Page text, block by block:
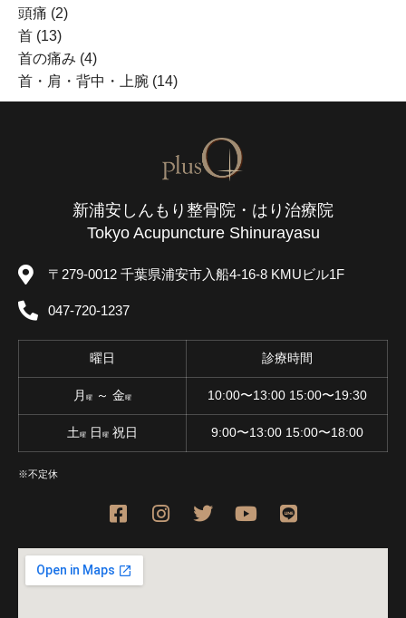
頭痛 (2)
首 (13)
首の痛み (4)
首・肩・背中・上腕 (14)
新浦安しんもり整骨院・はり治療院
Tokyo Acupuncture Shinurayasu
〒279-0012 千葉県浦安市入船4-16-8 KMUビル1F
047-720-1237
曜日 診療時間
月 曜 ～ 金 曜 10:00〜13:00 15:00〜19:30
土曜 日 曜 祝日 9:00〜13:00 15:00〜18:00
※不定休